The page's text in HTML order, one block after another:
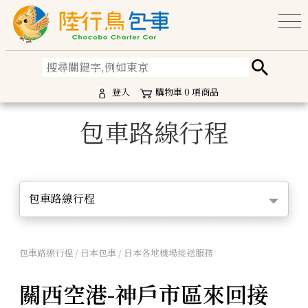
登入 購物車0 項商品
包車路線行程
包車路線行程
包車路線行程 / 日本包車 / 日本各地機場接送服務
關西空港-神戶市區來回接